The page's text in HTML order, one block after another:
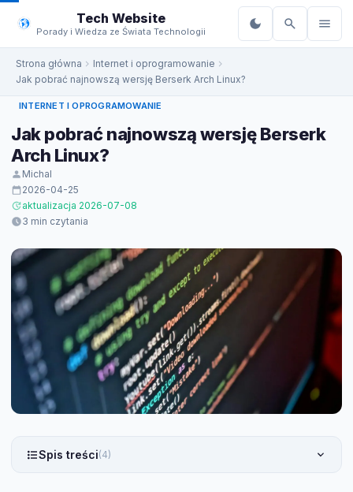
do
treści
Tech Website
Porady i Wiedza ze Świata Technologii
Strona główna
Internet i oprogramowanie
Jak pobrać najnowszą wersję Berserk Arch Linux?
INTERNET I OPROGRAMOWANIE
Jak pobrać najnowszą wersję Berserk
Arch Linux?
Michal
2026-04-25
aktualizacja 2026-07-08
3 min czytania
Spis treści(4)